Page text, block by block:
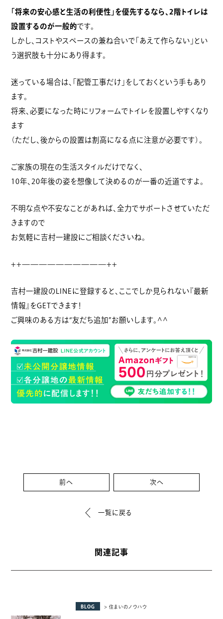
「将来の安心感と生活の利便性」を優先するなら、2階トイレは
設置するのが一般的です。
しかし、コストやスペースの兼ね合いで「あえて作らない」とい
う選択肢も十分にあり得ます。
迷っている場合は、「配管工事だけ」をしておくという手もあり
ます。
将来、必要になった時にリフォームでトイレを設置しやすくなり
ます
（ただし、後からの設置は割高になる点に注意が必要です）。
ご家族の現在の生活スタイルだけでなく、
10年、20年後の姿を想像して決めるのが一番の近道ですよ。
不明な点や不安なことがあれば、全力でサポートさせていただ
きますので
お気軽に吉村一建設にご相談くださいね。
++——————————++
吉村一建設のLINEに登録すると、ここでしか見られない『最新
情報』をGETできます！
ご興味のある方は“友だち追加”お願いします。^^
前へ 次へ
一覧に戻る
関連記事
BLOG > 住まいのノウハウ